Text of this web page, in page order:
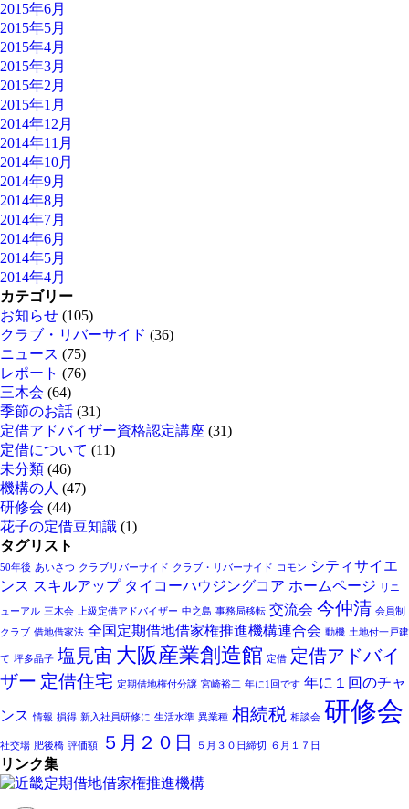
2015年6月
2015年5月
2015年4月
2015年3月
2015年2月
2015年1月
2014年12月
2014年11月
2014年10月
2014年9月
2014年8月
2014年7月
2014年6月
2014年5月
2014年4月
カテゴリー
お知らせ (105)
クラブ・リバーサイド (36)
ニュース (75)
レポート (76)
三木会 (64)
季節のお話 (31)
定借アドバイザー資格認定講座 (31)
定借について (11)
未分類 (46)
機構の人 (47)
研修会 (44)
花子の定借豆知識 (1)
タグリスト
50年後 あいさつ クラブリバーサイド クラブ・リバーサイド コモン
シティサイエ
ンス スキルアップ タイコーハウジングコア ホームページ リニ
ューアル 三木会 上級定借アドバイザー 中之島 事務局移転 交流会 今仲清 会員制
クラブ 借地借家法 全国定期借地借家権推進機構連合会 動機 土地付一戸建
て 坪多晶子 塩見宙 大阪産業創造館 定借 定借アドバイ
ザー 定借住宅 定期借地権付分譲 宮崎裕二 年に1回です 年に１回のチャ
ンス 情報 損得 新入社員研修に 生活水準 異業種 相続税 相談会 研修会
社交場 肥後橋 評価額 ５月２０日 ５月３０日締切 ６月１７日
リンク集